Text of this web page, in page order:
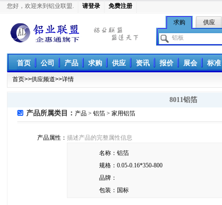
您好，欢迎来到铝业联盟. 请登录 免费注册
铝业联盟
求购 供应
首页 公司 产品 求购 供应 资讯 报价 展会 标准
首页>>供应频道>>详情
8011铝箔
产品所属类目： 产品 > 铝箔 > 家用铝箔
产品属性： 描述产品的完整属性信息
名称： 铝箔
规格： 0.05-0.16*350-800
品牌：
包装： 国标